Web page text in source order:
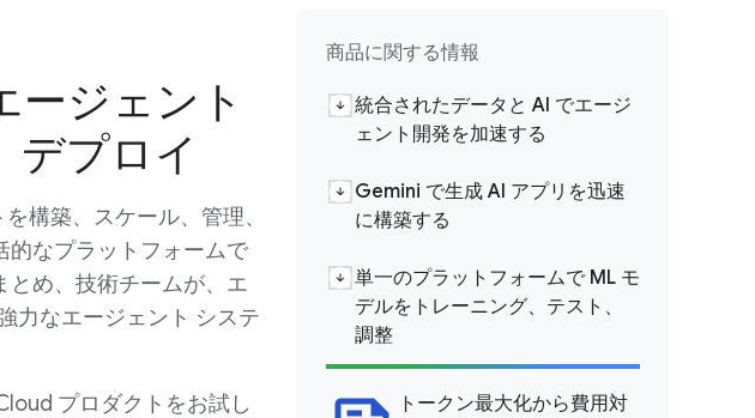
ージェント
デプロイ
構築、スケール、管理、
なプラットフォームで
とめ、技術チームが、エ
力なエージェント システ
プロダクトをお試し
商品に関する情報
統合されたデータと AI でエージ
ェント開発を加速する
Gemini で生成 AI アプリを迅速
に構築する
単一のプラットフォームで ML モ
デルをトレーニング、テスト、
調整
トークン最大化から費用対